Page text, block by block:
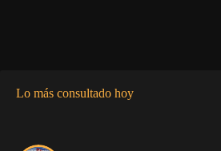
Lo más consultado hoy